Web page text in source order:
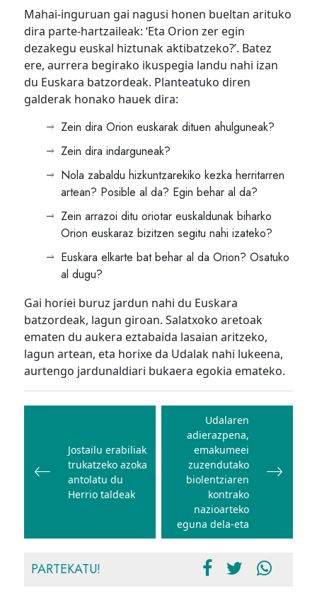
Mahai-inguruan gai nagusi honen bueltan arituko
dira parte-hartzaileak: ‘Eta Orion zer egin
dezakegu euskal hiztunak aktibatzeko?’. Batez
ere, aurrera begirako ikuspegia landu nahi izan
du Euskara batzordeak. Planteatuko diren
galderak honako hauek dira:
Zein dira Orion euskarak dituen ahulguneak?
Zein dira indarguneak?
Nola zabaldu hizkuntzarekiko kezka herritarren
artean? Posible al da? Egin behar al da?
Zein arrazoi ditu oriotar euskaldunak biharko
Orion euskaraz bizitzen segitu nahi izateko?
Euskara elkarte bat behar al da Orion? Osatuko
al dugu?
Gai horiei buruz jardun nahi du Euskara
batzordeak, lagun giroan. Salatxoko aretoak
ematen du aukera eztabaida lasaian aritzeko,
lagun artean, eta horixe da Udalak nahi lukeena,
aurtengo jardunaldiari bukaera egokia emateko.
Bidalketetan
nabigatuJostailu erabiliak
trukatzeko azoka
antolatu du
Herrio taldeak
Udalaren
adierazpena,
emakumeei
zuzendutako
biolentziaren
kontrako
nazioarteko
eguna dela-eta
PARTEKATU!